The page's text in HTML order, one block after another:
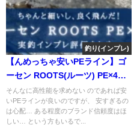
釣り(インプレ)
【んめっちゃ安いPEライン】ゴ
ーセン ROOTS(ルーツ) PE×4の
実釣インプレ評価
そんなに高性能を求めない のであれば安
いPEラインが良いのですが、 安すぎるの
は心配… ある程度のブランド信頼度はほ
しい… という方もいるで...